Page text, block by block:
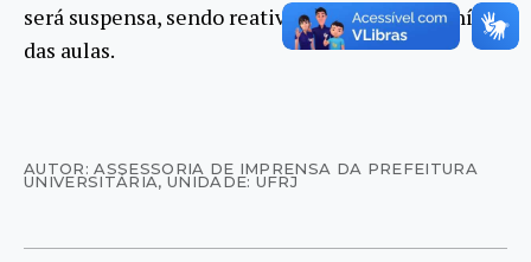
será suspensa, sendo reativada apenas no reinício
das aulas.
AUTOR: ASSESSORIA DE IMPRENSA DA PREFEITURA
UNIVERSITÁRIA, UNIDADE: UFRJ